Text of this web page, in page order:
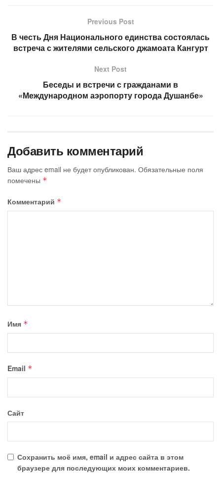
Previous Post
В честь Дня Национального единства состоялась
встреча с жителями сельского джамоата Кангурт
Next Post
Беседы и встречи с гражданами в
«Международном аэропорту города Душанбе»
Добавить комментарий
Ваш адрес email не будет опубликован. Обязательные поля
помечены *
Комментарий *
Имя *
Email *
Сайт
Сохранить моё имя, email и адрес сайта в этом
браузере для последующих моих комментариев.